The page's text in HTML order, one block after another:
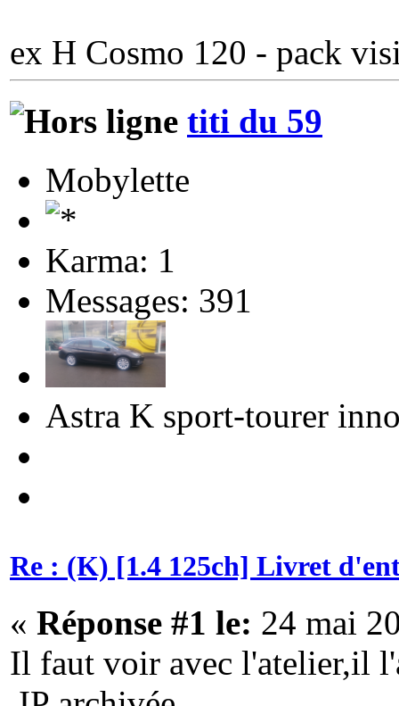
ex H Cosmo 120 - pack
titi du 59
Mobylette
Karma: 1
Messages: 391
Astra K sport-tourer
Re : (K) [1.4 125ch] Livret
« Réponse #1 le: 24 mai
Il faut voir avec l'atelier,il